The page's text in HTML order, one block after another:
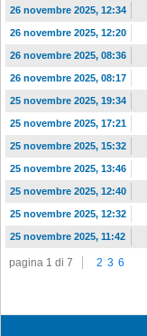
26 novembre 2025, 12:34
26 novembre 2025, 12:20
26 novembre 2025, 08:36
26 novembre 2025, 08:17
25 novembre 2025, 19:34
25 novembre 2025, 17:21
25 novembre 2025, 15:32
25 novembre 2025, 13:46
25 novembre 2025, 12:40
25 novembre 2025, 12:32
25 novembre 2025, 11:42
pagina 1 di 7 2 3 6